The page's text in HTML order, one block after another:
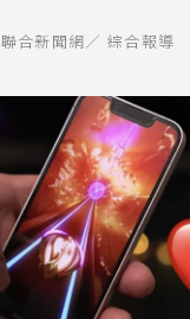
聯合新聞網／ 綜合報導